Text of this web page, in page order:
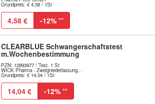
Grundpreis: € 4,58 / 1St
4,58 € -12% **
CLEARBLUE Schwangerschaftstest
m.Wochenbestimmung
PZN: 12893977 / Test, 1 St
WICK Pharma - Zweigniederlassung...
Grundpreis: € 14,04 / 1St
14,04 € -12% **